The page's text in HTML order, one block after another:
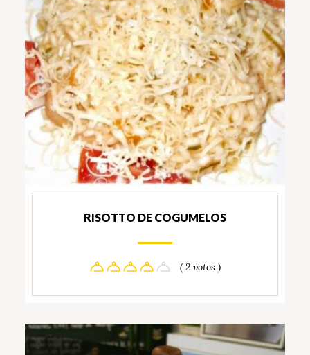
RISOTTO DE COGUMELOS
( 2 votos )